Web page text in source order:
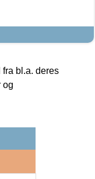
bl.a. deres
og